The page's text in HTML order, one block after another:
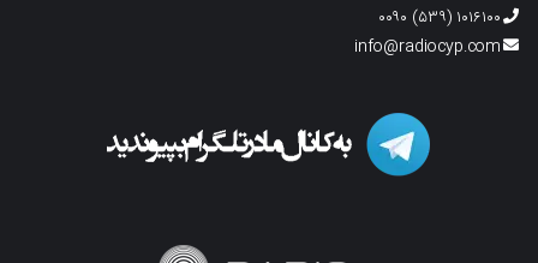
۱۰۱۶۱۰۰ (۵۳۹) ۰۰۹۰
info@radiocyp.com